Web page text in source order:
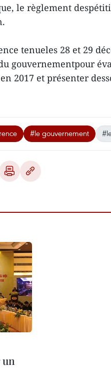
le règlement
tenueles 28 et 29
gouvernementpour
2017 et présenter
#le gouvernement